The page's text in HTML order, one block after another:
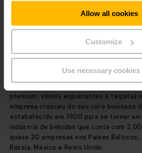
Allow all cookies
Customize
Use necessary
O Amber Beverage Group é uma
rápido crescimento, cujos produtos são
milhões de lares em todo o mundo. É um
distribuidor, operador logístico e
com mais de 600 marcas que abrangem
premium, vinhos espumantes e tequilas
empresa cresceu do seu core business
estabelecido em 1900 para se tornar
indústria de bebidas que conta com
quase 20 empresas nos Países
Rússia, México e Reino Unido.